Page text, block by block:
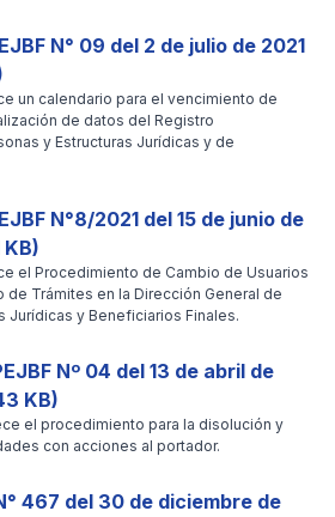
N° 09 del 2 de julio de 2021
un calendario para el vencimiento de
de datos del Registro
y Estructuras Jurídicas y de
N°8/2021 del 15 de junio de
KB)
el Procedimiento de Cambio de Usuarios
de Trámites en la Dirección General de
Jurídicas y Beneficiarios Finales.
Nº 04 del 13 de abril de
KB)
el procedimiento para la disolución y
con acciones al portador.
467 del 30 de diciembre de